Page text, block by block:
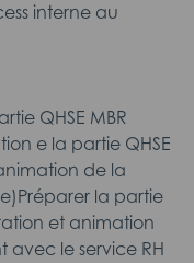
interne au
QHSE MBR
e la partie QHSE
de la
la partie
et animation
avec le service RH